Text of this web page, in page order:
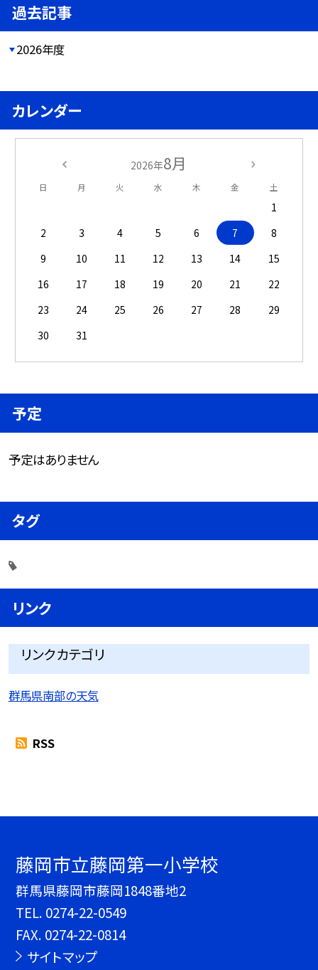
過去記事
2026年度
カレンダー
2026年8月
日 月 火 水 木 金 土
1
2
3 4 5 6 7
8
9
10 11 12 13 14
15
16
17 18 19 20 21
22
23
24 25 26 27 28
29
30
31
予定
予定はありません
タグ
リンク
リンクカテゴリ
群馬県南部の天気
RSS
藤岡市立藤岡第一小学校
群馬県藤岡市藤岡1848番地2
TEL. 0274-22-0549
FAX. 0274-22-0814
サイトマップ